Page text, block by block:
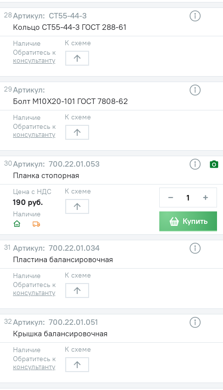
28
СТ55-44-3
Кольцо СТ55-44-3 ГОСТ 288-61
Наличие
Обратитесь к
консультанту
К схеме
29
Болт М10Х20-101 ГОСТ 7808-62
Наличие
Обратитесь к
консультанту
К схеме
30
700.22.01.053
Планка стопорная
Наличие
Цена с НДС
190 руб.
К схеме − +
Купить
31
700.22.01.034
Пластина балансировочная
Наличие
Обратитесь к
консультанту
К схеме
32
700.22.01.051
Крышка балансировочная
Наличие
Обратитесь к
консультанту
К схеме